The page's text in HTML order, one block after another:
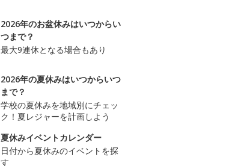
2026年のお盆休みはいつからい
つまで？
最大9連休となる場合もあり
2026年の夏休みはいつからいつ
まで？
学校の夏休みを地域別にチェッ
ク！夏レジャーを計画しよう
夏休みイベントカレンダー
日付から夏休みのイベントを探
す